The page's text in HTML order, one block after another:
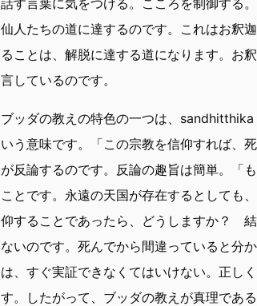
仙人たちの道に達するのです。これはお釈
ることは、解脱に達する道になります。お
言しているのです。
ブッダの教えの特色の一つは、
いう意味です。「この宗教を信仰すれば、
が反論するのです。反論の趣旨は簡単。「
ことです。永遠の天国が存在するとしても
仰することであったら、どうしますか？
ないのです。死んでから間違っていると分
は、すぐ実証できなくてはいけない。正し
す。したがって、ブッダの教えが真理であ